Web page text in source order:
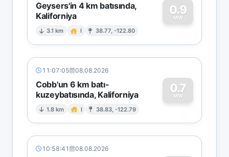
Geysers'in 4 km batısında,
Kaliforniya
3.1 km I 38.77, -122.80
0.9
MW
0
11:07:05 08.08.2026
Cobb'un 6 km batı-
kuzeybatısında, Kaliforniya
1.8 km I 38.83, -122.79
0.7
MW
0
10:58:41 08.08.2026